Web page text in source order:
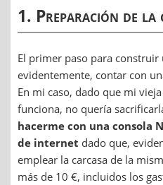
1. Preparación de la
El primer paso para construir
evidentemente, contar con
En mi caso, dado que mi
funciona, no quería
hacerme con una consola
de internet dado que,
emplear la carcasa de la
más de 10 €, incluidos los